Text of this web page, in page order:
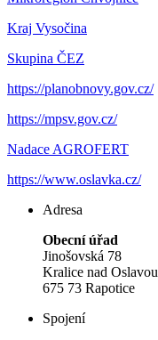
Kraj Vysočina
Skupina ČEZ
https://planobnovy.gov.cz/
https://mpsv.gov.cz/
Nadace AGROFERT
https://www.oslavka.cz/
Adresa
Obecní úřad
Jinošovská 78
Kralice nad Oslavou
675 73 Rapotice
Spojení